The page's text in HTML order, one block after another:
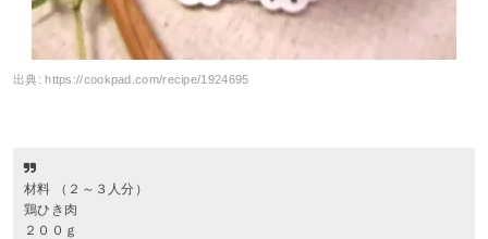
出典:https://cookpad.com/recipe/1924695
材料 （２～３人分）
鶏ひき肉
２００ｇ